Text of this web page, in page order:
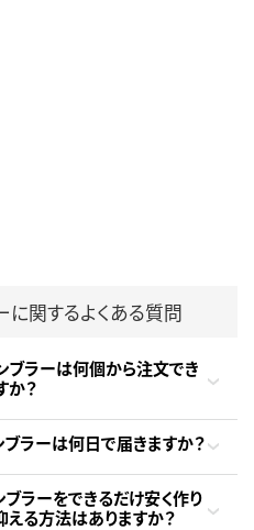
に関するよくある質問
ブラーは何個から注文でき
か？
ブラーは何日で届きますか？
ラーをできるだけ安く作り
える方法はありますか？